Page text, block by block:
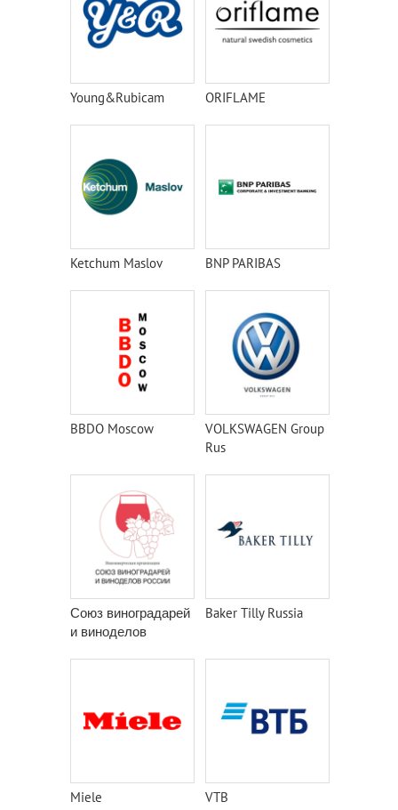
Young&Rubicam ORIFLAME
Ketchum Maslov BNP PARIBAS
BBDO Moscow
VOLKSWAGEN Group
Rus
Союз виноградарей
и виноделов
Baker Tilly Russia
Miele VTB